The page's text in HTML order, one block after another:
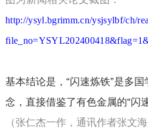
http://ysyl.bgrimm.cn/ysjsylbf/ch/
基本结论是，“闪速炼铁”是多
念，直接借鉴了有色金属的“闪
（张仁杰一作，通讯作者张文